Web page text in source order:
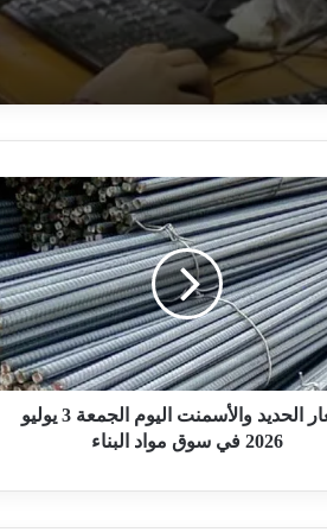
أسعار الحديد والأسمنت اليوم الجمعة 3 يوليو
2026 في سوق مواد البناء